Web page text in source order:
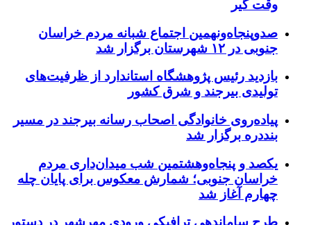
وقت گیر
صدوپنجاه‌ونهمین اجتماع شبانه مردم خراسان
جنوبی در ۱۲ شهرستان برگزار شد
بازدید رئیس پژوهشگاه استاندارد از ظرفیت‌های
تولیدی بیرجند و شرق کشور
پیاده‌روی خانوادگی اصحاب رسانه بیرجند در مسیر
بنددره برگزار شد
یکصد و پنجاه‌وهشتمین شب میدان‌داری مردم
خراسان جنوبی؛ شمارش معکوس برای پایان چله
چهارم آغاز شد